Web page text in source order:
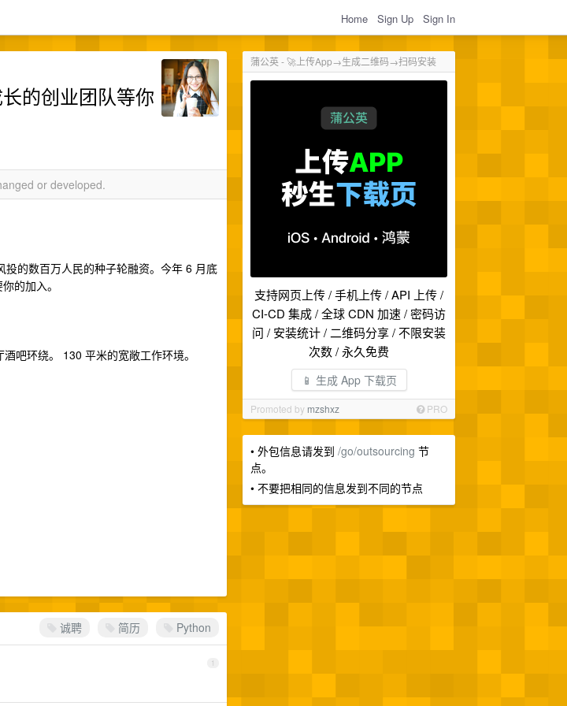
Home Sign Up Sign In
蒲公英 - 🚀上传App→生成二维码→扫码安装
支持网页上传 / 手机上传 / API 上传 /
CI-CD 集成 / 全球 CDN 加速 / 密码访
问 / 安装统计 / 二维码分享 / 不限安装
次数 / 永久免费
📱 生成 App 下载页
Promoted by mzshxz PRO
• 外包信息请发到 /go/outsourcing 节
点。
• 不要把相同的信息发到不同的节点
的创业团队等你
or developed.
的数百万人民的种子轮融资。今年 6 月底
的加入。
吧环绕。 130 平米的宽敞工作环境。
诚聘 简历 Python
1